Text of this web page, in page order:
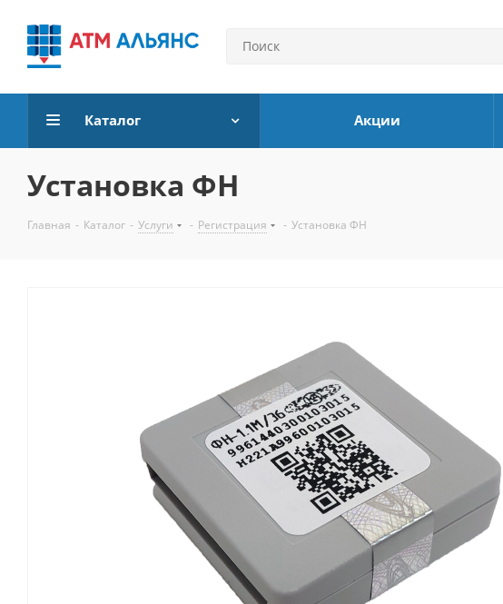
Каталог Акции
Установка ФН
Главная - Каталог - Услуги - Регистрация - Установка ФН